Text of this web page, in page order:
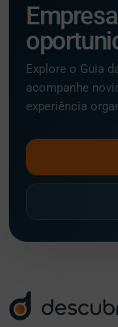
Explore o Guia
acompanhe
experiência